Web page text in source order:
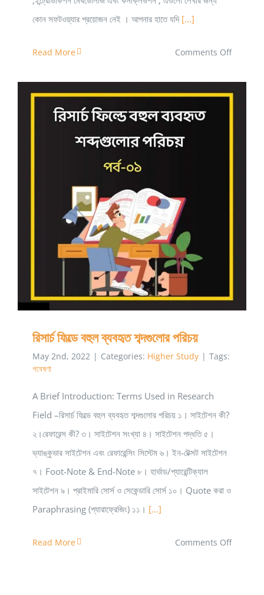
কোন সফটওয়্যার প্রয়োজন নেই । আপনার হাতে যদি [...]
Read More Comments Offon
রিসার্চ ফিল্ডে বহুল ব্যবহৃত শব্দগুলোর পরিচয়
রিসার্চ ফিল্ডে বহুল ব্যবহৃত শব্দগুলোর পরিচয়
May 2nd, 2022 | Categories: Higher Study | Tags:
গবেষণা
A Brief Introduction: Terms Used in Research
Field –রিসার্চ ফিল্ডে বহুল ব্যবহৃত শব্দগুলোর পরিচয় ১। সাইটেশন কী?
২।রেফারেন্স কী? ৩। সাইটেশন সংখ্যা ৪। সাইটেশন পদ্ধতি ৫।
ভ্যাঙ্কুভার সাইটেশন এবং রেফারেন্সিং সিস্টেম ৬। ইন-টেক্সট সাইটেশন
৭। Foot-Note & End-Note ৮। হার্ভাড/প্যারেন্টিক্যাল
সাইটেশন ৯। প্রাইমারি সোর্স ও সেকেন্ডারি সোর্স ১০। Quote করা ও
Paraphrasing (প্যারাফ্রেজিং) ১১। [...]
Read More Comments Offon